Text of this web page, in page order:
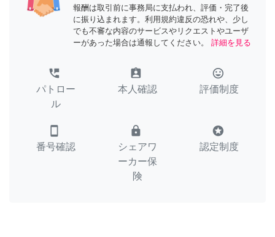
報酬は取引前に事務局に支払われ、評価・完了後
に振り込まれます。利用規約違反の恐れや、少し
でも不審な内容のサービスやリクエストやユーザ
ーがあった場合は通報してください。
詳細を見る
perm_phone_msg
パトロー
ル
assignment_ind
本人確認
tag_faces
評価制度
smartphone
番号確認
lock
シェアワ
ーカー保
険
stars
認定制度